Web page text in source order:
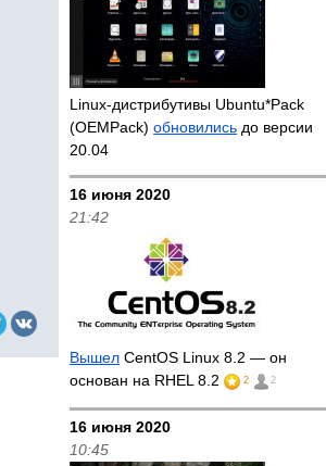
Linux-дистрибутивы Ubuntu*Pack
(OEMPack)обновились до версии
20.04
16 июня 2020
21:42
Вышел CentOS Linux 8.2 — он
основан на RHEL 8.2
2 2
16 июня 2020
10:45